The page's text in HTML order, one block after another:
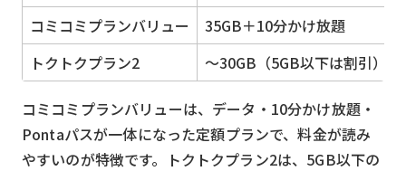
コミコミプランバリュー
35GB＋10分かけ放題
トクトクプラン2
〜30GB（5GB以下は割引）
コミコミプランバリューは、データ・10分かけ放題・
Pontaパスが一体になった定額プランで、料金が読み
やすいのが特徴です。トクトクプラン2は、5GB以下の